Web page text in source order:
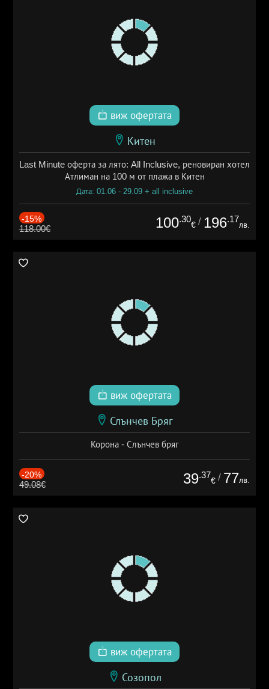
виж офертата
Китен
Last Minute оферта за лято: All Inclusive, реновиран хотел
Атлиман на 100 м от плажа в Китен
Дата: 01.06 - 29.09 + all inclusive
-15%
118.00€ 100.30
€ / 196.17
лв.
виж офертата
Слънчев Бряг
Корона - Слънчев бряг
-20%
49.08€ 39.37
€ / 77лв.
виж офертата
Созопол